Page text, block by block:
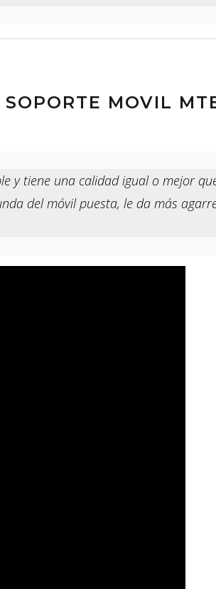
MOVIL
y tiene una calidad igual o mejor
del móvil puesta, le da más